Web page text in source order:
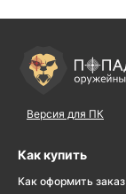
Версия для ПК
Как купить
Как оформить заказ